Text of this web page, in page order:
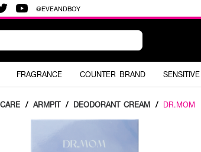
@EVEANDBOY
FRAGRANCE COUNTER BRAND
/ ARMPIT / DEODORANT CREAM / DR.MOM